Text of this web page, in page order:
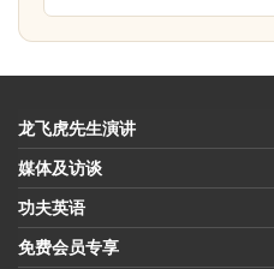
龙飞虎先生演讲
媒体及访谈
功夫英语
免费会员专享